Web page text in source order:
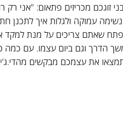
זוגכם מכריזים פתאום: "אני רק
עמוקה ולגלות איך לתכנן
שאתם צריכים על מנת למקד
הדרך וגם ביום עצמו. עם
את עצמכם מבקשים